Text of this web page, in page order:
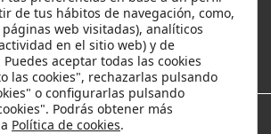
populares
de tus hábitos de navegación, como,
web visitadas), analíticos
en el sitio web) y de
aceptar todas las cookies
las cookies", rechazarlas pulsando
o configurarlas pulsando
Podrás obtener más
Política de cookies.